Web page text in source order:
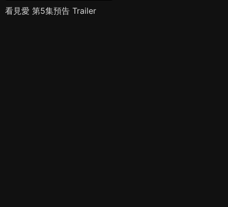
看見愛 第5集預告 Trailer